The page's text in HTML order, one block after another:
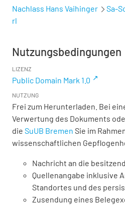
Nachlass Hans Vaihinger Sa-
rl
Nutzungsbedingungen
LIZENZ
Public Domain Mark 1.0
NUTZUNG
Frei zum Herunterladen. Bei
Verwertung des Dokuments
die SuUB Bremen Sie im
wissenschaftlichen
Nachricht an die
Quellenangabe inklusive
Standortes und des
Zusendung eines